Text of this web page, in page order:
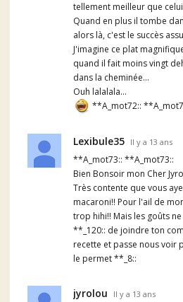
tellement meilleur que
Quand en plus il tombe
alors là, c'est le succès
J'imagine ce plat
quand il fait moins vingt
dans la cheminée...
Ouh lalalala...
**A_mot72::
Lexibule35 Il y a 13 ans
**A_mot73:: **A_mot73::
Bien Bonsoir mon Cher
Très contente que vous
macaroni!! Pour l'ail de
trop hihi!! Mais les goûts
**_120:: de joindre ton
recette et passe nous voir
le permet **_8::
jyrolou Il y a 13 ans